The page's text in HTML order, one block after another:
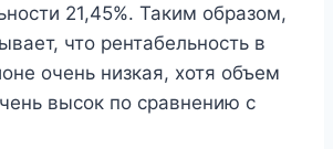
21,45%. Таким образом,
что рентабельность в
очень низкая, хотя объем
высок по сравнению с